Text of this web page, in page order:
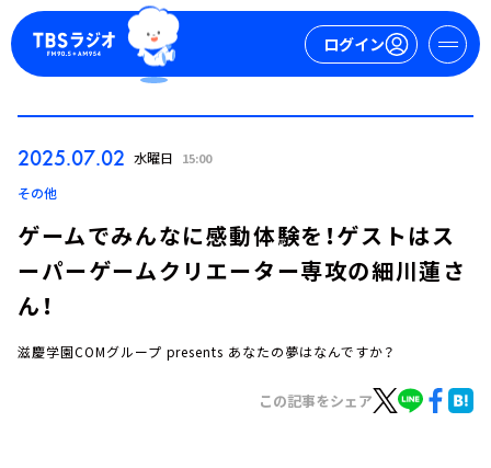
ログイン
2025.07.02 水曜日 15:00
その他
ゲームでみんなに感動体験を！ゲストはス
ーパーゲームクリエーター専攻の細川蓮さ
ん！
滋慶学園COMグループ presents あなたの夢はなんですか？
この記事をシェア